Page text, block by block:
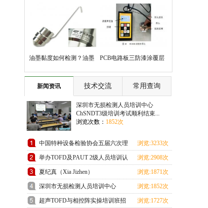
度的对照表 流式覆层厚度测量仪检定
规程
油墨黏度如何检测？油墨 PCB电路板三防漆涂覆层
新闻资讯
技术交流 常用查询
深圳市无损检测人员培训中心
ChSNDT3级培训考试顺利结束...
浏览次数： 1852次
中国特种设备检验协会五届六次理
事会在上海成功召开
浏览:3233次
举办TOFD及PAUT 2级人员培训认
证班预报名通知
浏览:2908次
夏纪真（Xia Jizhen） 浏览:1871次
深圳市无损检测人员培训中心
ChSNDT3级培训考试顺利结束
浏览:1852次
超声TOFD与相控阵实操培训班招
浏览:1727次